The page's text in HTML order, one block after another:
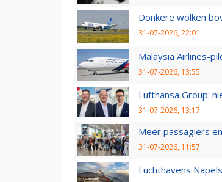
Donkere wolken
31-07-2026, 22:01
Malaysia Airlines-
31-07-2026, 13:55
Lufthansa Group:
31-07-2026, 13:17
Meer passagiers
31-07-2026, 11:57
Luchthavens